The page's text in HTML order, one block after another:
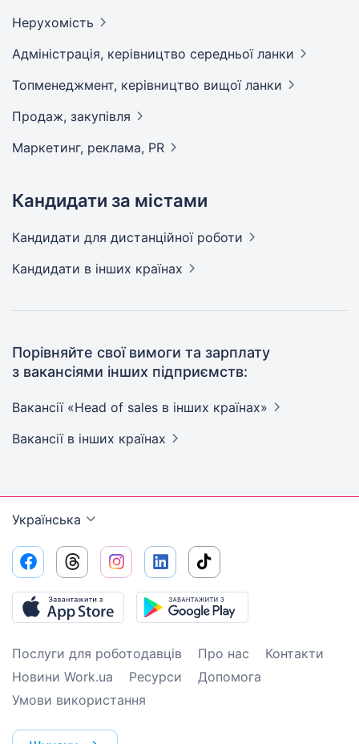
Нерухомість
Адмiнiстрацiя, керівництво середньої ланки
Топменеджмент, керівництво вищої ланки
Продаж, закупівля
Маркетинг, реклама, PR
Кандидати за містами
Кандидати для дистанційної роботи
Кандидати в інших країнах
Порівняйте свої вимоги та зарплату
з вакансіями інших підприємств:
Вакансії «Head of sales в інших країнах»
Вакансії в інших країнах
Українська
Послуги для роботодавців Про нас
Контакти
Новини Work.ua
Ресурси
Допомога
Умови використання